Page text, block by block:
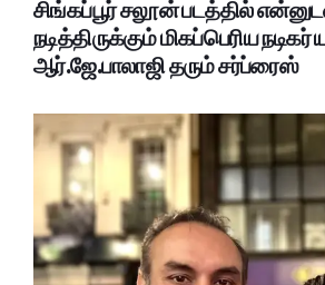
சிங்கப்பூர் சலூன் படத்தில்
நடித்திருக்கும் மிகப்பெரிய நடிகர்
ஆர்.ஜே.பாலாஜி தரும் சர்ப்ரைஸ்